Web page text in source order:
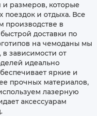
размеров, которые
поездок и отдыха. Все
производстве в
доставки по
на чемоданы мы
зависимости от
идеально
яркие и
прочных материалов,
лазерную
аксессуарам